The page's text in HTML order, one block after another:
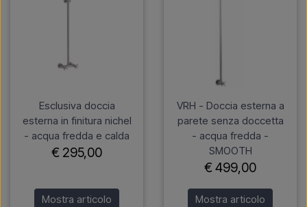
Esclusiva doccia
esterna in finitura nichel
- acqua fredda e calda
€ 295,00
Mostra articolo
VRH - Doccia esterna a
parete senza doccetta
- acqua fredda -
SMOOTH
€ 499,00
Mostra articolo